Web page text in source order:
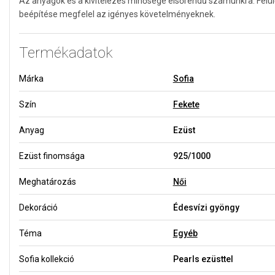
beépítése megfelel az igényes követelményeknek.
Termékadatok
Márka Sofia
Szín Fekete
Anyag Ezüst
Ezüst finomsága 925/1000
Meghatározás Női
Dekoráció Édesvízi gyöngy
Téma Egyéb
Sofia kollekció Pearls ezüsttel